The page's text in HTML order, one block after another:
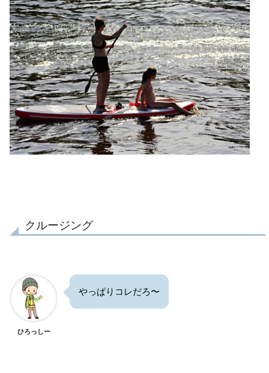
クルージング
ひろっしー
やっぱりコレだろ〜